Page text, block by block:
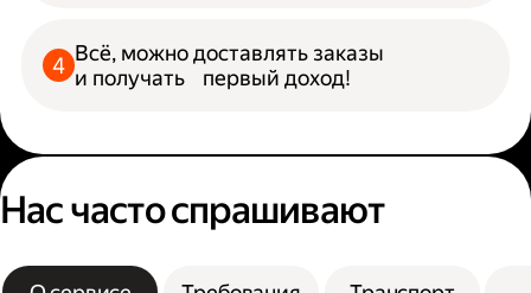
Всё, можно доставлять заказы
и получать первый доход!
Нас часто спрашивают